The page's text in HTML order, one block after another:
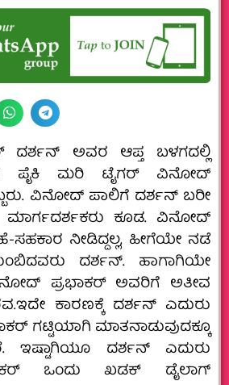
ದರ್ಶನ್‌ ಅವರ ಆಪ್ತ ಬಳಗದಲ್ಲಿ
ಪೈಕಿ ಮರಿ ಟೈಗರ್‌ ವಿನೋದ್‌
ವಿನೋದ್‌ ಪಾಲಿಗೆ ದರ್ಶನ್‌ ಬರೀ
ಮಾರ್ಗದರ್ಶಕರು ಕೂಡ. ವಿನೋದ್‌
ಸಹಕಾರ ನೀಡಿದ್ದಲ್ಲ, ಹೀಗೆಯೇ ನಡೆ
ದರ್ಶನ್.‌ ಹಾಗಾಗಿಯೇ
ಪ್ರಭಾಕರ್‌ ಅವರಿಗೆ ಅತೀವ
ಕಾರಣಕ್ಕೆ ದರ್ಶನ್‌ ಎದುರು
ಗಟ್ಟಿಯಾಗಿ ಮಾತನಾಡುವುದಕ್ಕೂ
ಇಷ್ಟಾಗಿಯೂ ದರ್ಶನ್‌ ಎದುರು
ಒಂದು ಖಡಕ್‌ ಡೈಲಾಗ್‌